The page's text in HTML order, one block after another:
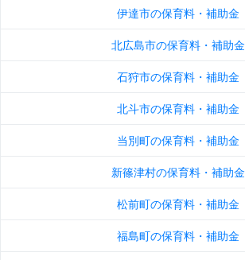
伊達市の保育料・補助金
北広島市の保育料・補助金
石狩市の保育料・補助金
北斗市の保育料・補助金
当別町の保育料・補助金
新篠津村の保育料・補助金
松前町の保育料・補助金
福島町の保育料・補助金